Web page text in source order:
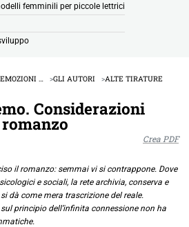
femminili per piccole lettrici
… GLI AUTORI
ALTE TIRATURE
Considerazioni
Crea PDF
il romanzo: semmai vi si contrappone. Dove
e sociali, la rete archivia, conserva e
dà come mera trascrizione del reale.
principio dell’infinita connessione non ha